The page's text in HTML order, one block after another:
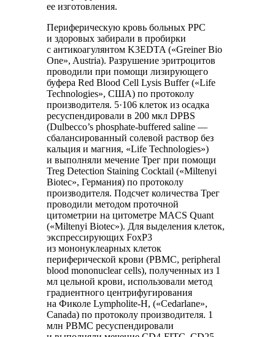
ее изготовления.
Периферическую кровь больных РРС
и здоровых забирали в пробирки
с антикоагулянтом K3EDTA («Greiner Bio
One», Austria). Разрушение эритроцитов
проводили при помощи лизирующего
буфера Red Blood Cell Lysis Buffer («Life
Technologies», США) по протоколу
производителя. 5·106 клеток из осадка
ресуспендировали в 200 мкл DPBS
(Dulbecco’s phosphate-buffered saline —
сбалансированный солевой раствор без
кальция и магния, «Life Technologies»)
и выполняли мечение Трег при помощи
Treg Detection Staining Cocktail («Miltenyi
Biotec», Германия) по протоколу
производителя. Подсчет количества Трег
проводили методом проточной
цитометрии на цитометре MACS Quant
(«Miltenyi Biotec»). Для выделения клеток,
экспрессирующих FoxP3
из мононуклеарных клеток
периферической крови (PBMC, peripheral
blood mononuclear cells), полученных из 1
мл цельной крови, использовали метод
градиентного центрифугирования
на Фиколе Lympholite-H, («Cedarlane»,
Canada) по протоколу производителя. 1
млн PBMC ресуспендировали